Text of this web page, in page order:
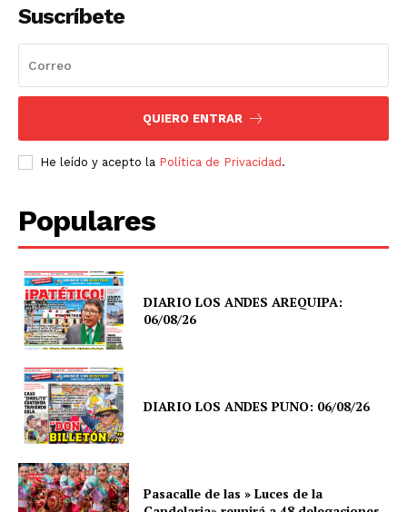
Suscríbete
QUIERO ENTRAR
He leído y acepto la Política de Privacidad .
Populares
DIARIO LOS ANDES AREQUIPA:
06/08/26
DIARIO LOS ANDES PUNO: 06/08/26
Pasacalle de las » Luces de la